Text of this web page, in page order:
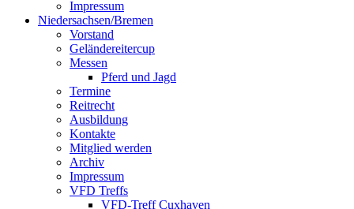
Impressum
Niedersachsen/Bremen
Vorstand
Geländereitercup
Messen
Pferd und Jagd
Termine
Reitrecht
Ausbildung
Kontakte
Mitglied werden
Archiv
Impressum
VFD Treffs
VFD-Treff Cuxhaven